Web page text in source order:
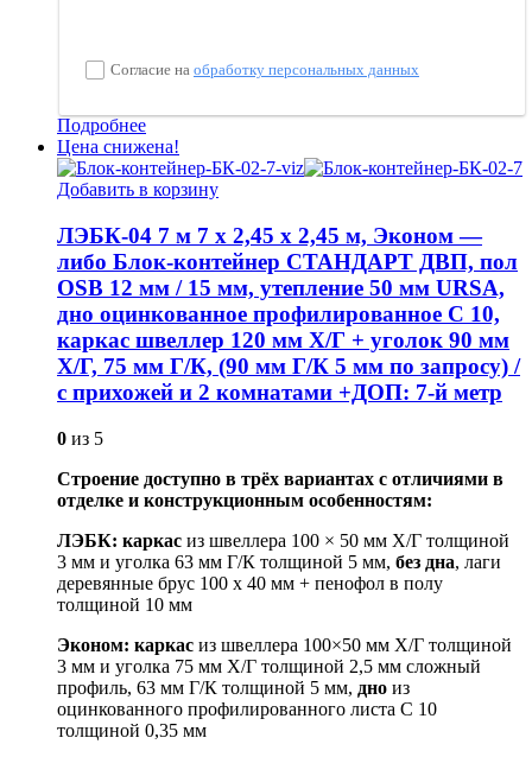
Согласие на обработку персональных данных
Подробнее
Цена снижена!
Добавить в корзину
ЛЭБК-04 7 м 7 х 2,45 х 2,45 м, Эконом —
либо Блок-контейнер СТАНДАРТ ДВП, пол
OSB 12 мм / 15 мм, утепление 50 мм URSA,
дно оцинкованное профилированное С 10,
каркас швеллер 120 мм Х/Г + уголок 90 мм
Х/Г, 75 мм Г/К, (90 мм Г/К 5 мм по запросу) /
с прихожей и 2 комнатами +ДОП: 7-й метр
0 из 5
Строение доступно в трёх вариантах с отличиями в
отделке и конструкционным особенностям:
ЛЭБК: каркас из швеллера 100 × 50 мм Х/Г толщиной
3 мм и уголка 63 мм Г/К толщиной 5 мм, без дна, лаги
деревянные брус 100 х 40 мм + пенофол в полу
толщиной 10 мм
Эконом: каркас из швеллера 100×50 мм Х/Г толщиной
3 мм и уголка 75 мм Х/Г толщиной 2,5 мм сложный
профиль, 63 мм Г/К толщиной 5 мм, дно из
оцинкованного профилированного листа С 10
толщиной 0,35 мм